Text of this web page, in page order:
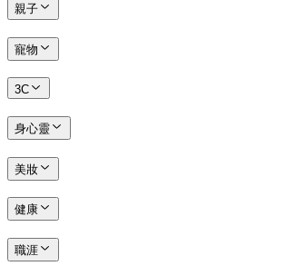
親子
寵物
3C
身心靈
美妝
健康
職涯